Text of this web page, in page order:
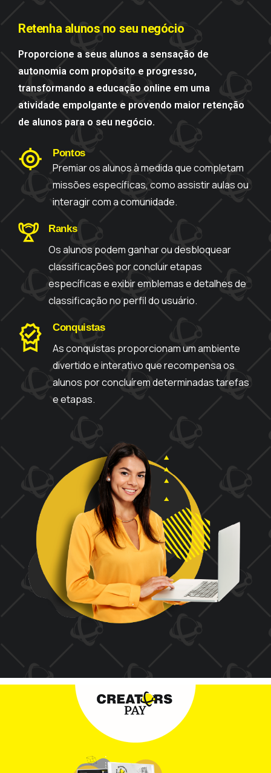
Retenha alunos no seu negócio
Proporcione a seus alunos a sensação de
autonomia com propósito e progresso,
transformando a educação online em uma
atividade empolgante e provendo maior retenção
de alunos para o seu negócio.
Pontos
Premiar os alunos à medida que completam
missões específicas, como assistir aulas ou
interagir com a comunidade.
Ranks
Os alunos podem ganhar ou desbloquear
classificações por concluir etapas
específicas e exibir emblemas e detalhes de
classificação no perfil do usuário.
Conquistas
As conquistas proporcionam um ambiente
divertido e interativo que recompensa os
alunos por concluírem determinadas tarefas
e etapas.